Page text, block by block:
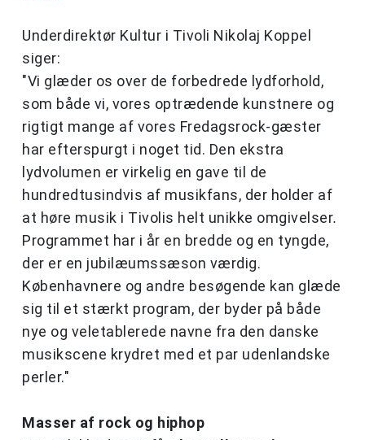
Underdirektør Kultur i Tivoli Nikolaj Koppel
siger:
"Vi glæder os over de forbedrede lydforhold,
som både vi, vores optrædende kunstnere og
rigtigt mange af vores Fredagsrock-gæster
har efterspurgt i noget tid. Den ekstra
lydvolumen er virkelig en gave til de
hundredtusindvis af musikfans, der holder af
at høre musik i Tivolis helt unikke omgivelser.
Programmet har i år en bredde og en tyngde,
der er en jubilæumssæson værdig.
Københavnere og andre besøgende kan glæde
sig til et stærkt program, der byder på både
nye og veletablerede navne fra den danske
musikscene krydret med et par udenlandske
perler."
Masser af rock og hiphop